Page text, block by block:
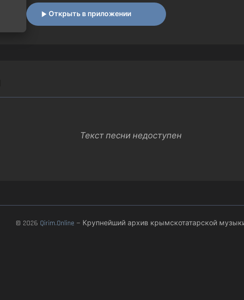
Открыть в приложении
Текст песни недоступен
© 2026 Qirim.Online — Крупнейший архив крымскотатарской